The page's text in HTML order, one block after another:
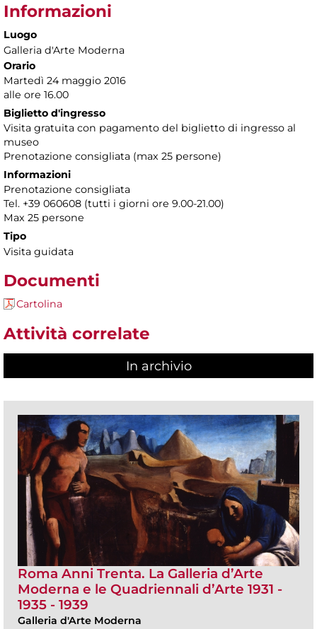
Informazioni
Luogo
Galleria d'Arte Moderna
Orario
Martedì 24 maggio 2016
alle ore 16.00
Biglietto d'ingresso
Visita gratuita con pagamento del biglietto di ingresso al
museo
Prenotazione consigliata (max 25 persone)
Informazioni
Prenotazione consigliata
Tel. +39 060608 (tutti i giorni ore 9.00-21.00)
Max 25 persone
Tipo
Visita guidata
Documenti
Cartolina
Attività correlate
In archivio
Roma Anni Trenta. La Galleria d’Arte
Moderna e le Quadriennali d’Arte 1931 -
1935 - 1939
Galleria d'Arte Moderna